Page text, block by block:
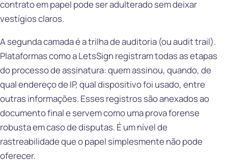
contrato em papel pode ser adulterado sem deixar
vestígios claros.
A segunda camada é a trilha de auditoria (ou audit trail).
Plataformas como a LetsSign registram todas as etapas
do processo de assinatura: quem assinou, quando, de
qual endereço de IP, qual dispositivo foi usado, entre
outras informações. Esses registros são anexados ao
documento final e servem como uma prova forense
robusta em caso de disputas. É um nível de
rastreabilidade que o papel simplesmente não pode
oferecer.